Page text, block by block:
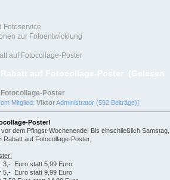
Fotoservice
zur Fotoentwicklung
auf Fotocollage-Poster
Poster
Mitglied: ViktorAdministrator (592 Beiträge)]
Poster!
dem Pfingst-Wochenende! Bis einschließlich Samstag,
Rabatt auf Fotocollage-Poster.
3,- Euro statt 5,99 Euro
5,- Euro statt 9,99 Euro